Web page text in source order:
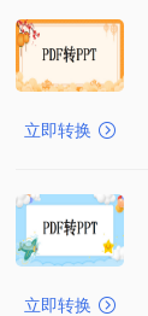
立即转换
立即转换